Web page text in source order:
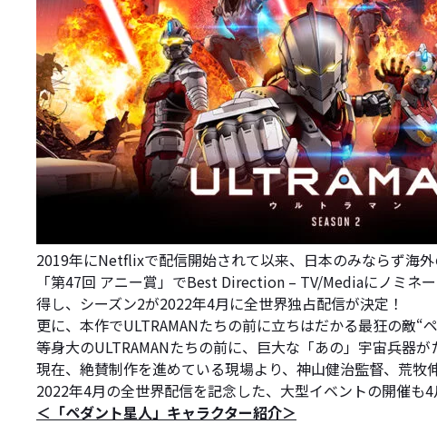
2019年にNetflixで配信開始されて以来、日本のみならず海
「第47回 アニー賞」でBest Direction – TV/Mediaにノミネ
得し、シーズン2が2022年4月に全世界独占配信が決定！
更に、本作でULTRAMANたちの前に立ちはだかる最狂の敵“
等身大のULTRAMANたちの前に、巨大な「あの」宇宙兵器
現在、絶賛制作を進めている現場より、神山健治監督、荒
2022年4月の全世界配信を記念した、大型イベントの開催も
＜「ペダント星人」キャラクター紹介＞